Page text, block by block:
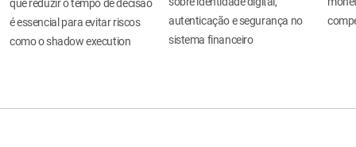
que reduzir o tempo de decisão
é essencial para evitar riscos
como o shadow execution
autenticação e segurança no
sistema financeiro